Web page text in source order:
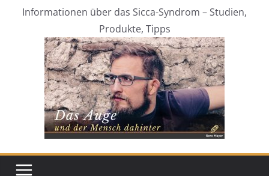
Informationen über das Sicca-Syndrom – Studien,
Produkte, Tipps